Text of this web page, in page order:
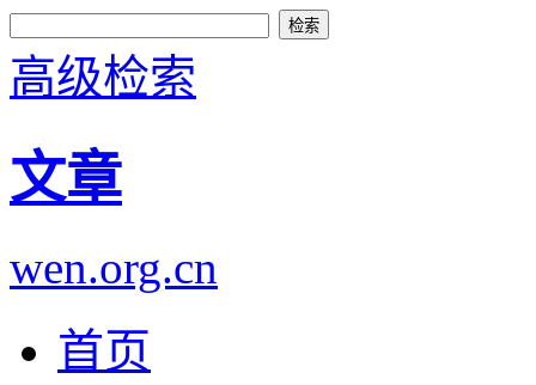
高级检索
文章
wen.org.cn
首页